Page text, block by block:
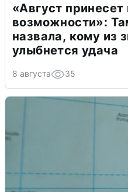
«Август
возможности»:
назвала, кому из
улыбнется удача
8 августа 35